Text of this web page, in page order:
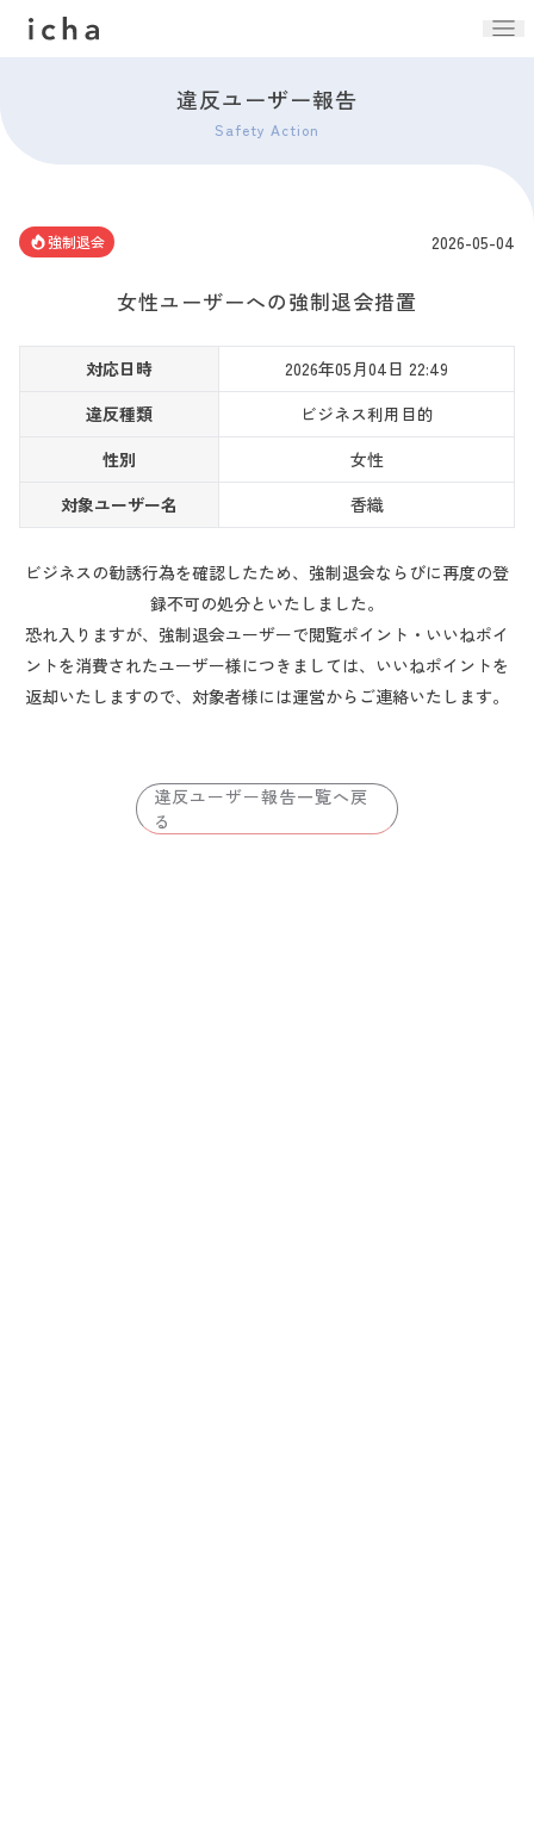
違反ユーザー報告
Safety Action
強制退会 2026-05-04
女性ユーザーへの強制退会措置
対応日時
2026年05月04日 22:49
違反種類
ビジネス利用目的
性別
女性
対象ユーザー名
香織
ビジネスの勧誘行為を確認したため、強制退会ならびに再度の登
録不可の処分といたしました。
恐れ入りますが、強制退会ユーザーで閲覧ポイント・いいねポイ
ントを消費されたユーザー様につきましては、いいねポイントを
返却いたしますので、対象者様には運営からご連絡いたします。
違反ユーザー報告一覧へ戻
る